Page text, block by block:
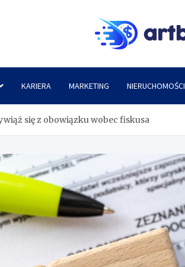
KARIERA MARKETING NIERUCHOMOŚCI
się z obowiązku wobec fiskusa